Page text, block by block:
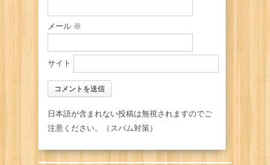
メール ※
サイト
日本語が含まれない投稿は無視されますのでご
注意ください。（スパム対策）